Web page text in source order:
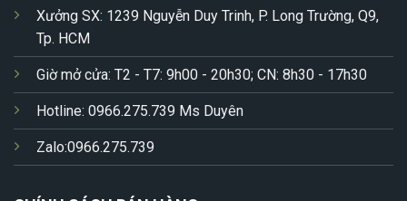
Xưởng SX: 1239 Nguyễn Duy Trinh, P. Long Trường, Q9,
Tp. HCM
Giờ mở cửa: T2 - T7: 9h00 - 20h30; CN: 8h30 - 17h30
Hotline: 0966.275.739 Ms Duyên
Zalo:0966.275.739